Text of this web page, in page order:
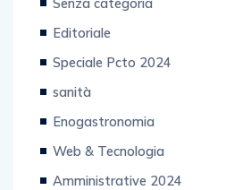
Editoriale
Speciale Pcto 2024
sanità
Enogastronomia
Web & Tecnologia
Amministrative 2024